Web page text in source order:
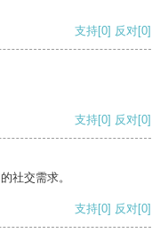
支持[0] 反对[0]
支持[0] 反对[0]
社交需求。
支持[0] 反对[0]